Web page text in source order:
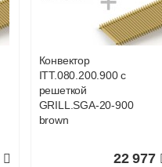
Конвектор
ITT.080.200.900 с
решеткой
GRILL.SGA-20-900
brown
22 977